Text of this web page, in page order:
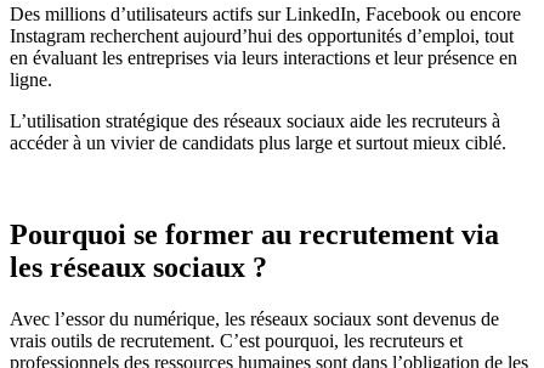
Des millions d’utilisateurs actifs sur LinkedIn, Facebook ou encore
Instagram recherchent aujourd’hui des opportunités d’emploi, tout
en évaluant les entreprises via leurs interactions et leur présence en
ligne.
L’utilisation stratégique des réseaux sociaux aide les recruteurs à
accéder à un vivier de candidats plus large et surtout mieux ciblé.
Pourquoi se former au recrutement via
les réseaux sociaux ?
Avec l’essor du numérique, les réseaux sociaux sont devenus de
vrais outils de recrutement. C’est pourquoi, les recruteurs et
professionnels des ressources humaines sont dans l’obligation de les